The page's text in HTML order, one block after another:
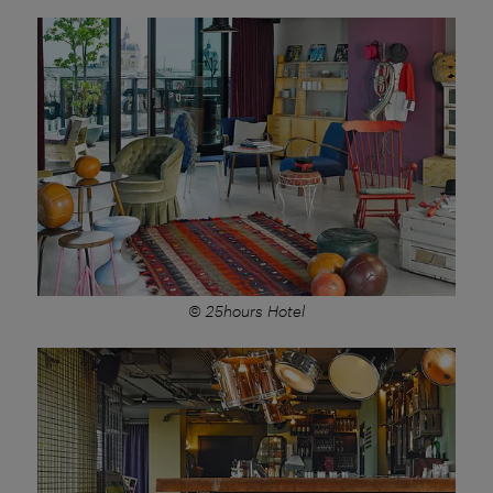
© 25hours Hotel